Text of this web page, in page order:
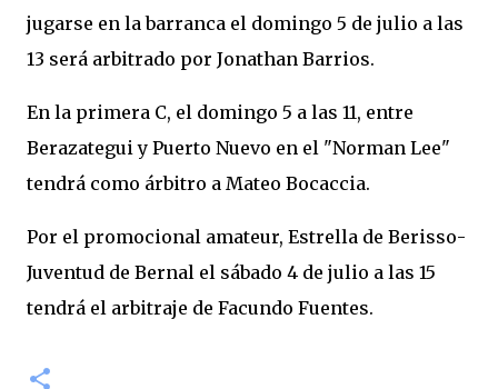
jugarse en la barranca el domingo 5 de julio a las
13 será arbitrado por Jonathan Barrios.
En la primera C, el domingo 5 a las 11, entre
Berazategui y Puerto Nuevo en el "Norman Lee"
tendrá como árbitro a Mateo Bocaccia.
Por el promocional amateur, Estrella de Berisso-
Juventud de Bernal el sábado 4 de julio a las 15
tendrá el arbitraje de Facundo Fuentes.